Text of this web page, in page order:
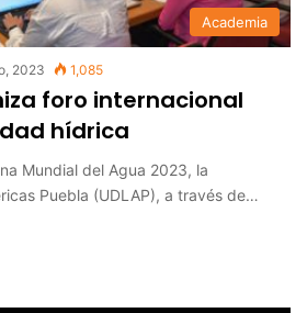
Academia
2023 1,085
foro internacional
hídrica
Mundial del Agua 2023, la
Puebla (UDLAP), a través de…